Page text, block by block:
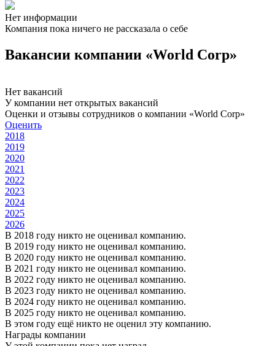
Нет информации
Компания пока ничего не рассказала о себе
Вакансии компании «World Corp»
Нет вакансий
У компании нет открытых вакансий
Оценки и отзывы сотрудников о компании «World Corp»
Оценить
2018
2019
2020
2021
2022
2023
2024
2025
2026
В 2018 году никто не оценивал компанию.
В 2019 году никто не оценивал компанию.
В 2020 году никто не оценивал компанию.
В 2021 году никто не оценивал компанию.
В 2022 году никто не оценивал компанию.
В 2023 году никто не оценивал компанию.
В 2024 году никто не оценивал компанию.
В 2025 году никто не оценивал компанию.
В этом году ещё никто не оценил эту компанию.
Награды компании